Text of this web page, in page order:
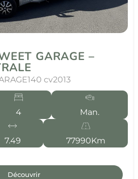
GARAGE –
140 cv2013
4 Man.
7.49 77990Km
Découvrir